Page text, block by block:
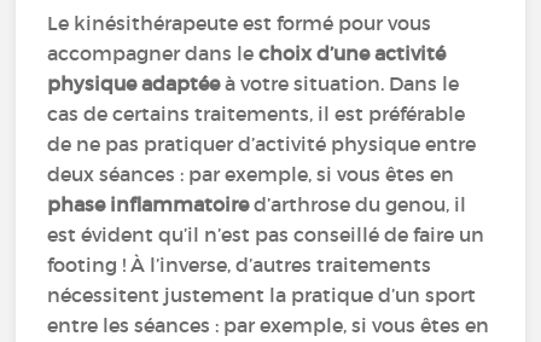
Le kinésithérapeute est formé pour vous
accompagner dans lechoix d’une activité
physique adaptéeà votre situation. Dans le
cas de certains traitements, il est préférable
de ne pas pratiquer d’activité physique entre
deux séances : par exemple, si vous êtes en
phase inflammatoired’arthrose du genou, il
est évident qu’il n’est pas conseillé de faire un
footing ! À l’inverse, d’autres traitements
nécessitent justement la pratique d’un sport
entre les séances : par exemple, si vous êtes en